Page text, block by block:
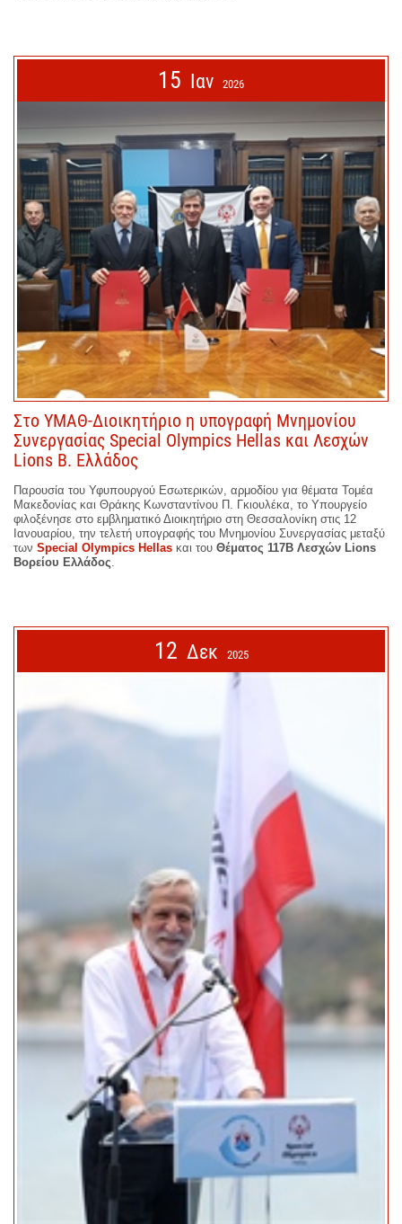
15 Ιαν 2026
Στο ΥΜΑΘ-Διοικητήριο η υπογραφή Μνημονίου
Συνεργασίας Special Olympics Hellas και Λεσχών
Lions Β. Ελλάδος
Παρουσία του Υφυπουργού Εσωτερικών, αρμοδίου για θέματα Τομέα
Μακεδονίας και Θράκης Κωνσταντίνου Π. Γκιουλέκα, το Υπουργείο
φιλοξένησε στο εμβληματικό Διοικητήριο στη Θεσσαλονίκη στις 12
Ιανουαρίου, την τελετή υπογραφής του Μνημονίου Συνεργασίας μεταξύ
των Special Olympics Hellas και του Θέματος 117Β Λεσχών Lions
Βορείου Ελλάδος.
12 Δεκ 2025